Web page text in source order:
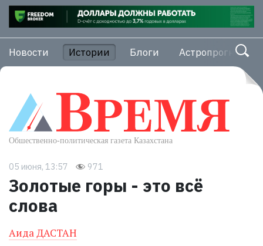
Новости Истории Блоги Астропрогноз
05 июня, 13:57 971
Золотые горы - это всё
слова
Аида ДАСТАН